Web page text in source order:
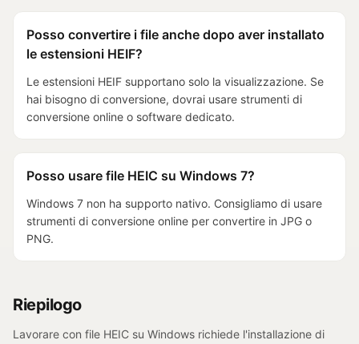
Posso convertire i file anche dopo aver installato
le estensioni HEIF?
Le estensioni HEIF supportano solo la visualizzazione. Se
hai bisogno di conversione, dovrai usare strumenti di
conversione online o software dedicato.
Posso usare file HEIC su Windows 7?
Windows 7 non ha supporto nativo. Consigliamo di usare
strumenti di conversione online per convertire in JPG o
PNG.
Riepilogo
Lavorare con file HEIC su Windows richiede l'installazione di